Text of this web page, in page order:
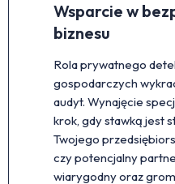
Wsparcie w
biznesu
Rola prywatnego
gospodarczych
audyt. Wynajęcie
krok, gdy stawką jest
Twojego
czy potencjalny
wiarygodny oraz